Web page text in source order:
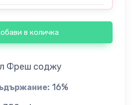
в количка
Фреш соджу
16%